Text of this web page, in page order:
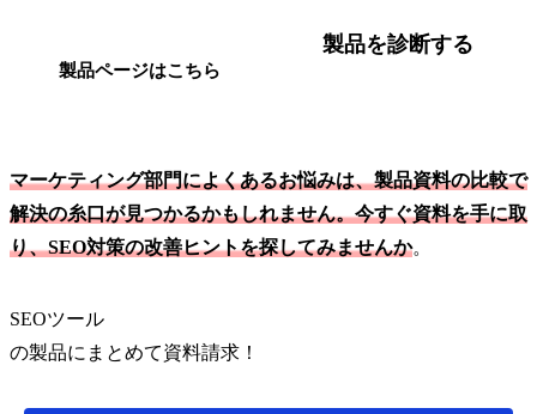
製品ページはこちら
製品を診断する
マーケティング部門によくあるお悩みは、製品資料の比較で
解決の糸口が見つかるかもしれません。今すぐ資料を手に取
り、SEO対策の改善ヒントを探してみませんか。
SEOツール
の製品にまとめて資料請求！